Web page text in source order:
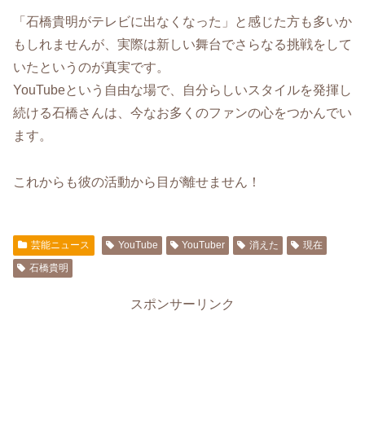
「石橋貴明がテレビに出なくなった」と感じた方も多いか
もしれませんが、実際は新しい舞台でさらなる挑戦をして
いたというのが真実です。
YouTubeという自由な場で、自分らしいスタイルを発揮し
続ける石橋さんは、今なお多くのファンの心をつかんでい
ます。
これからも彼の活動から目が離せません！
芸能ニュース YouTube YouTuber 消えた
現在
石橋貴明
スポンサーリンク